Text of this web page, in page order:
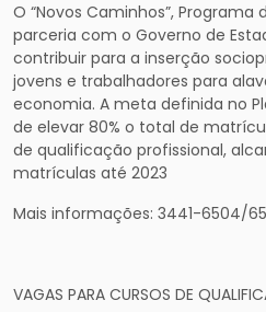
O “Novos Caminhos”, Programa
parceria com o Governo de
contribuir para a inserção
jovens e trabalhadores para
economia. A meta definida no
de elevar 80% o total de
de qualificação profissional,
matrículas até 2023
Mais informações: 3441-6504/
VAGAS PARA CURSOS DE